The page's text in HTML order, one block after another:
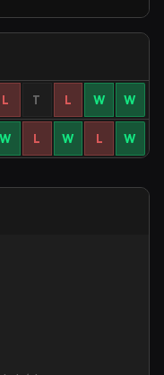
L T L W W
W L W L W